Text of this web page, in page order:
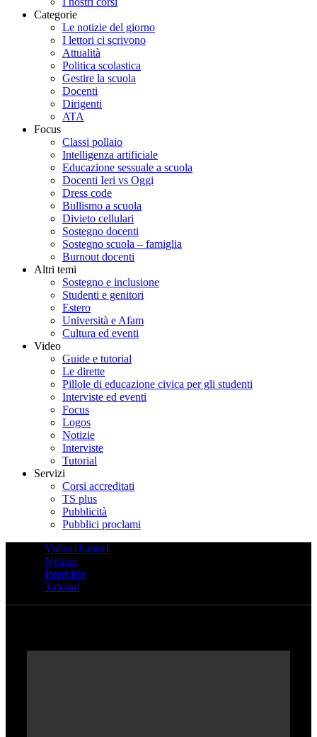
Categorie
Le notizie del giorno
I lettori ci scrivono
Attualità
Politica scolastica
Gestire la scuola
Docenti
Dirigenti
ATA
Focus
Classi pollaio
Intelligenza artificiale
Educazione sessuale a scuola
Docenti Ieri vs Oggi
Dress code
Bullismo a scuola
Divieto cellulari
Sostegno docenti
Sostegno scuola – famiglia
Burnout docenti
Altri temi
Sostegno e inclusione
Studenti e genitori
Estero
Università e Afam
Cultura ed eventi
Video
Guide e tutorial
Le dirette
Pillole di educazione civica per gli studenti
Interviste ed eventi
Focus
Logos
Notizie
Interviste
Tutorial
Servizi
Corsi accreditati
TS plus
Pubblicità
Pubblici proclami
Video channel
Notizie
Interviste
Tutorial